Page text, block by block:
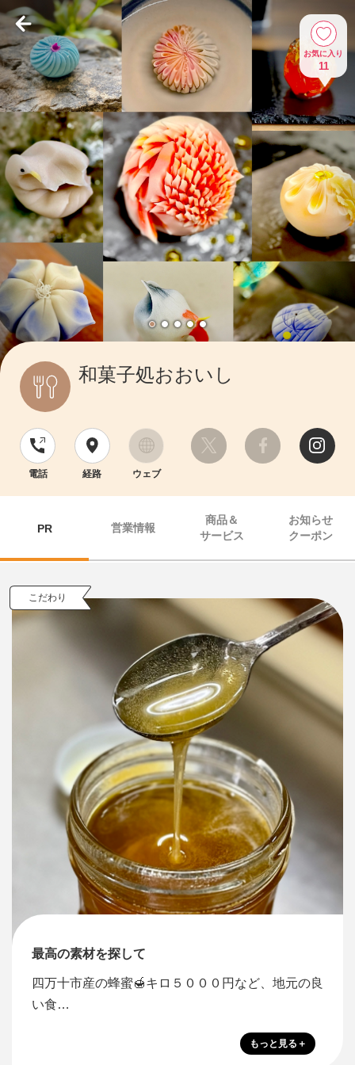
お気に入り
11
和菓子処おおいし
電話 経路 ウェブ
PR 営業情報
商品＆
サービス
お知らせ
クーポン
こだわり
最高の素材を探して
四万十市産の蜂蜜🍯キロ５０００円など、地元の良
い食…